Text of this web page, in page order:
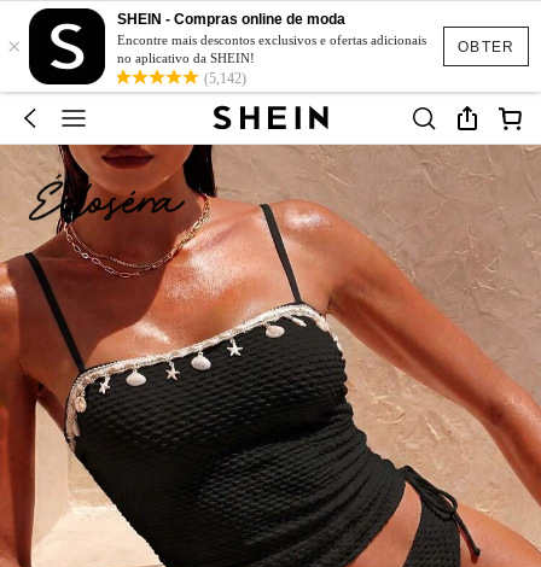
OBTER
×
SHEIN - Compras online de moda
Encontre mais descontos exclusivos e ofertas adicionais
no aplicativo da SHEIN!
(5,142)